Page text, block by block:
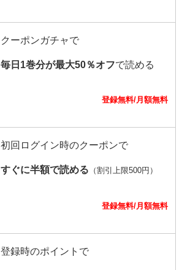
クーポンガチャで
毎日1巻分が最大50％オフで読める
登録無料/月額無料
初回ログイン時のクーポンで
すぐに半額で読める （割引上限500円）
登録無料/月額無料
登録時のポイントで